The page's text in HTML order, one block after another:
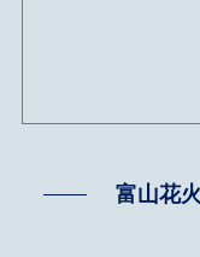
富山花